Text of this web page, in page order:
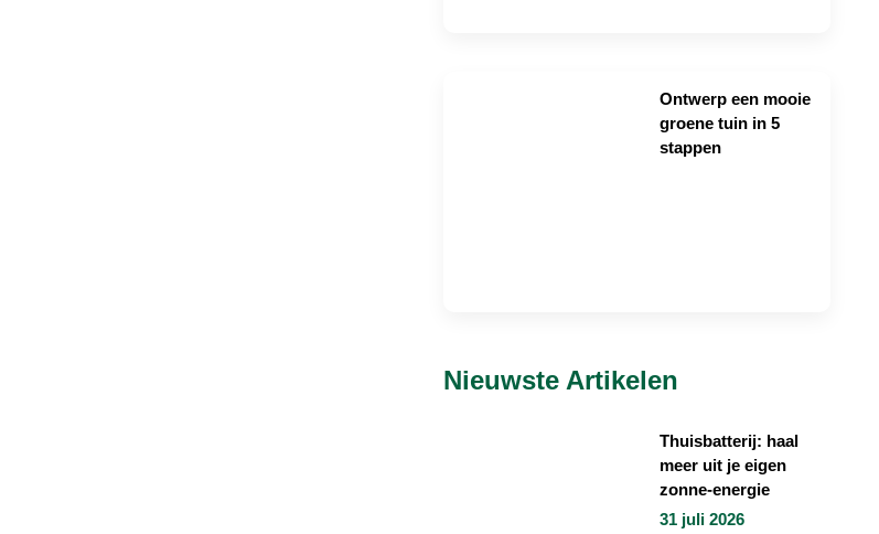
Ontwerp een mooie
groene tuin in 5
stappen
Nieuwste Artikelen
Thuisbatterij: haal
meer uit je eigen
zonne-energie
31 juli 2026